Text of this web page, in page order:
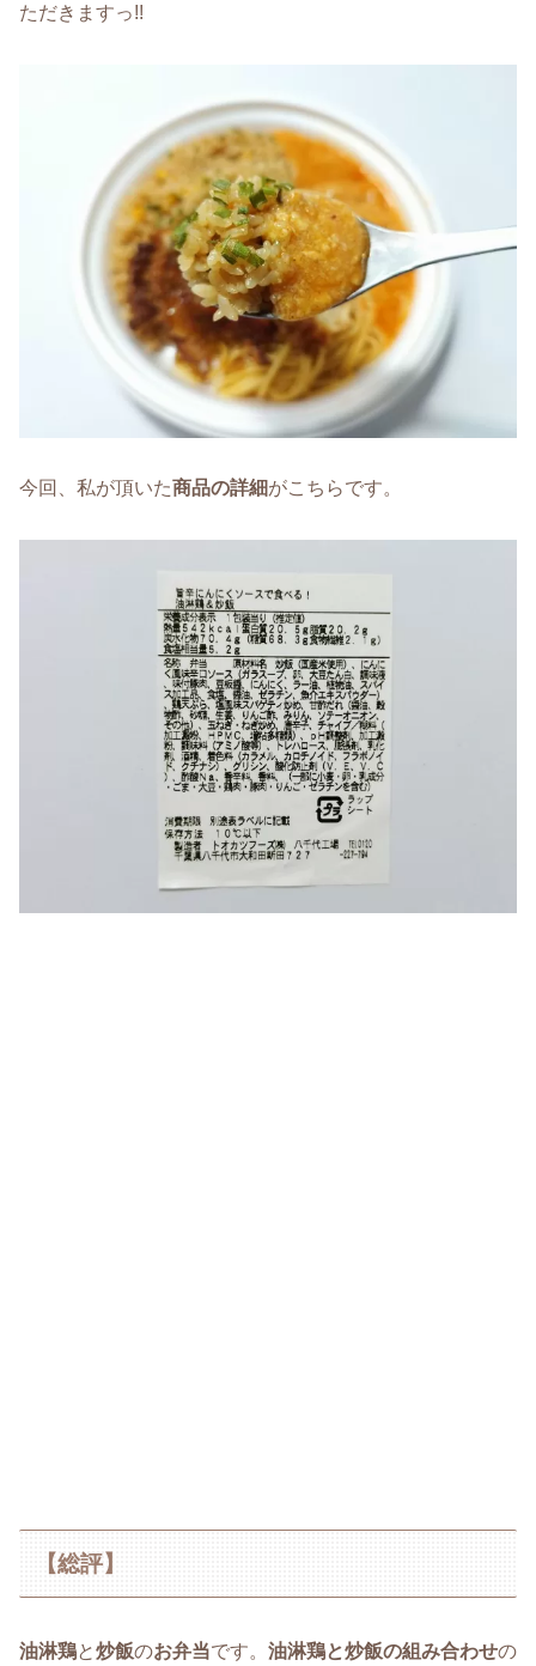
ただきますっ!!
今回、私が頂いた商品の詳細がこちらです。
【総評】
油淋鶏と炒飯のお弁当です。 油淋鶏と炒飯の組み合わせの